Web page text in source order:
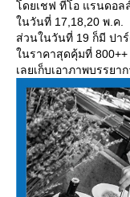
ดยเชฟ ทีโอ แรนดอล
นวันที่ 17,18,20 พ.ค.
ส่วนในวันที่ 19 ก็มี ปา
นราคาสุดคุ้มที่ 800++
เลยเก็บเอาภาพบรรย